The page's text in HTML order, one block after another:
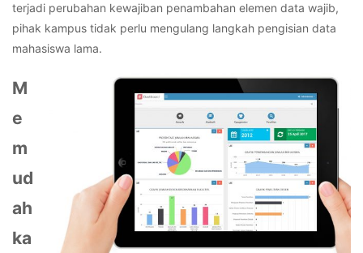
terjadi perubahan kewajiban penambahan elemen data wajib,
pihak kampus tidak perlu mengulang langkah pengisian data
mahasiswa lama.
M
e
m
ud
ah
ka